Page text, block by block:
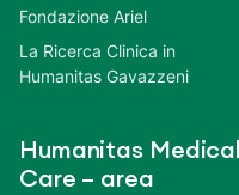
Fondazione Ariel
La Ricerca Clinica in
Humanitas Gavazzeni
Humanitas Medical
Care – area